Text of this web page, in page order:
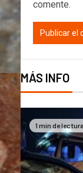
comente.
MÁS INFO
1 min de lectura